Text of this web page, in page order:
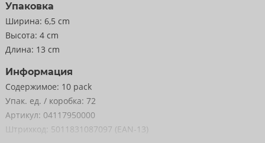
Упаковка
Ширина: 6,5 cm
Высота: 4 cm
Длина: 13 cm
Информация
Содержимое: 10 pack
Упак. ед. / коробка: 72
Артикул: 04117950000
Штрихкод: 5011831087097 (EAN-13)